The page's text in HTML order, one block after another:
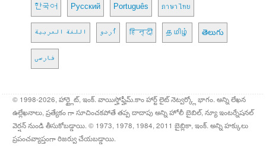
한국어 Русский Português ภาษาไทย
اللغة العربية اُردو हिन्दी தமிழ் తెలుగు
فارسی
© 1998-2026, హార్ట్లైట్, ఇంక్. వాయిస్హోఫ్హీమ్.కాం హార్ట్ లైట్ నెట్వర్క్లో భాగం. అన్ని లేఖన
ఉల్లేఖనాలు, ప్రత్యేకం గా సూచించకపోతే తప్ప దాదాపు అన్ని హోలీ బైబిల్, న్యూ ఇంటర్నేషనల్
వెర్షన్ నుండి తీసుకోబడ్డాయి. © 1973, 1978, 1984, 2011 బైబ్లికా, ఇంక్. అన్ని హక్కులు
ప్రపంచవ్యాప్తంగా రిజర్వు చేయబడ్డాయి.